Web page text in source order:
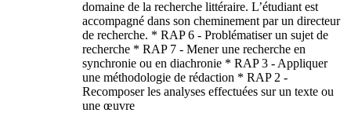
domaine de la recherche littéraire. L’étudiant est
accompagné dans son cheminement par un directeur
de recherche. * RAP 6 - Problématiser un sujet de
recherche * RAP 7 - Mener une recherche en
synchronie ou en diachronie * RAP 3 - Appliquer
une méthodologie de rédaction * RAP 2 -
Recomposer les analyses effectuées sur un texte ou
une œuvre